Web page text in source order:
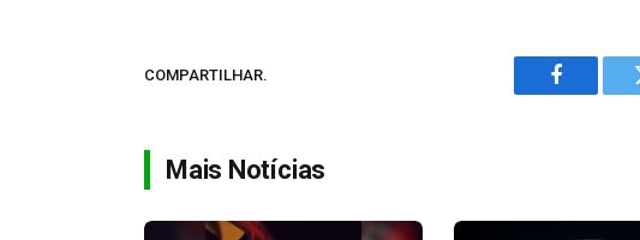
COMPARTILHAR.
Facebook
Mais Notícias